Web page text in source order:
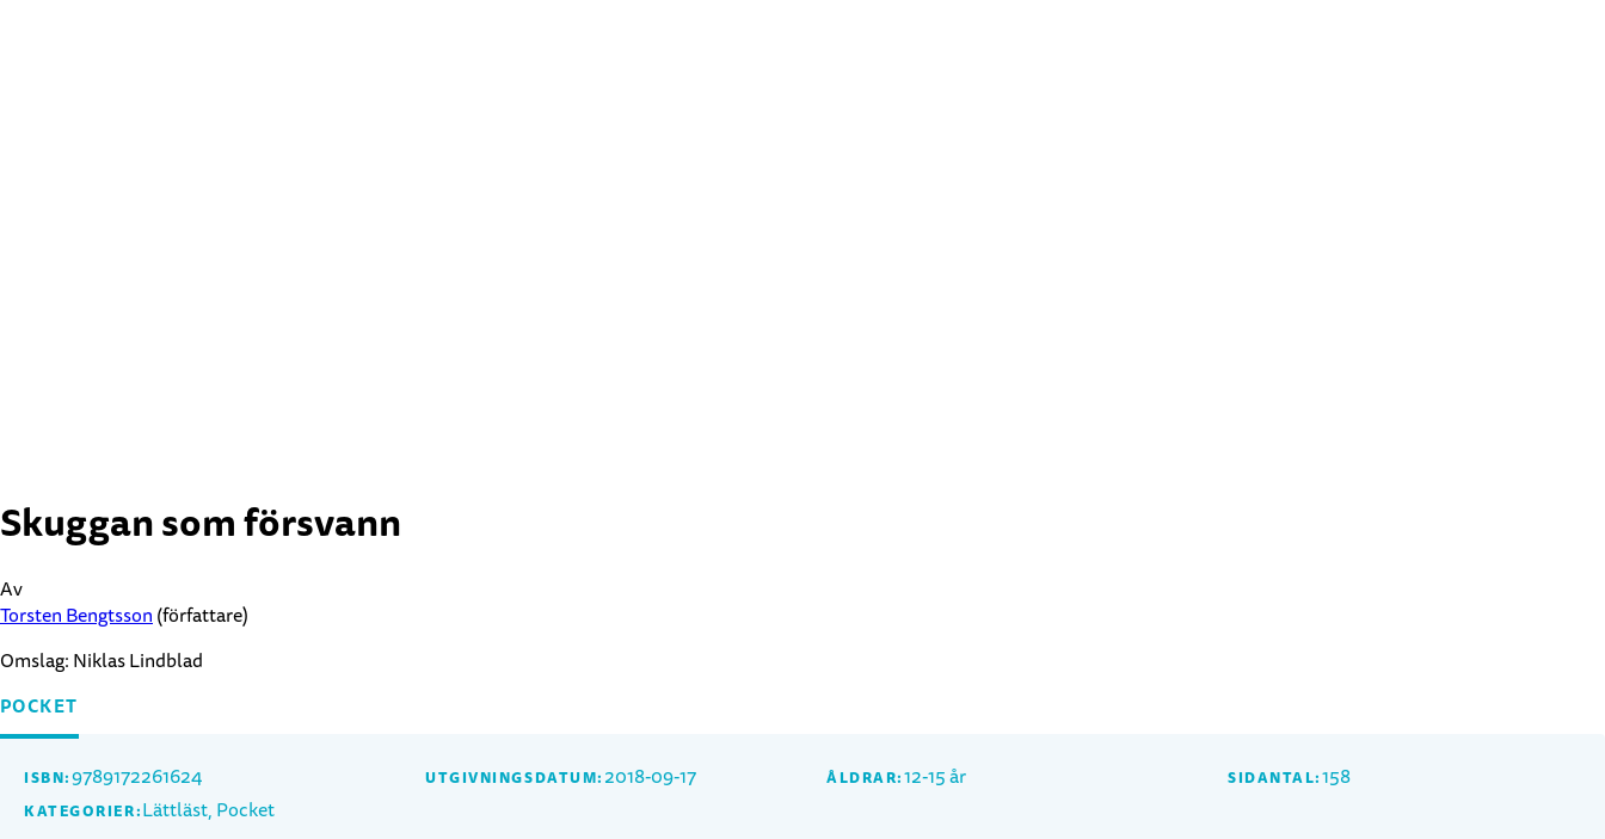
Skuggan som försvann
Av
Torsten Bengtsson (författare)
Omslag: Niklas Lindblad
POCKET
ISBN:9789172261624 UTGIVNINGSDATUM: 2018-09-17 ÅLDRAR:12-15 år SIDANTAL:158
KATEGORIER:Lättläst, Pocket